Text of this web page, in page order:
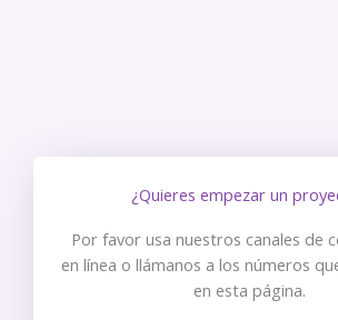
¿Quieres empezar un
Por favor usa nuestros canales de
en línea o llámanos a los números
en esta página.